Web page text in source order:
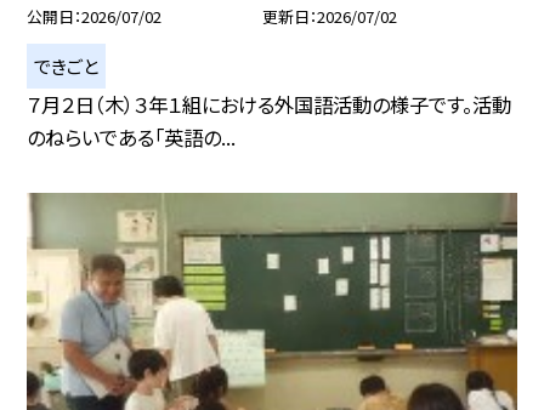
公開日 2026/07/02 更新日 2026/07/02
できごと
７月２日（木）３年１組における外国語活動の様子です。 活動
のねらいである「英語の...